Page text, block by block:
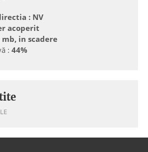
: NV
acoperit
mb, in scadere
: 44%